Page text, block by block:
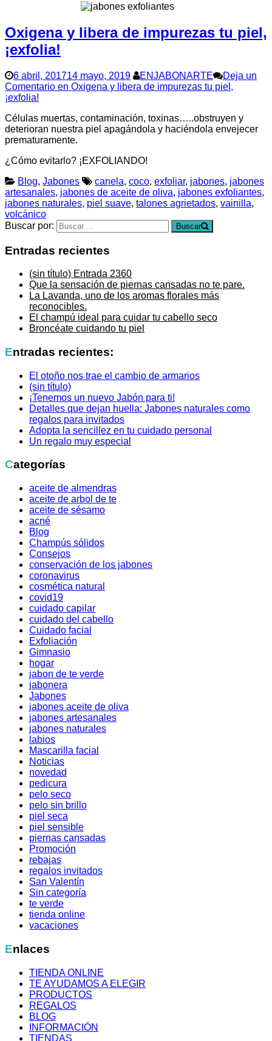
Oxigena y libera de impurezas tu piel,
¡exfolia!
6 abril, 201714 mayo, 2019 ENJABONARTE
Deja un
Comentario en Oxigena y libera de impurezas tu piel,
¡exfolia!
Células muertas, contaminación, toxinas…..obstruyen y
deterioran nuestra piel apagándola y haciéndola envejecer
prematuramente.
¿Cómo evitarlo? ¡EXFOLIANDO!
Blog, Jabones canela, coco, exfoliar, jabones, jabones
artesanales, jabones de aceite de oliva, jabones exfoliantes,
jabones naturales, piel suave, talones agrietados, vainilla,
volcánico
Buscar por:
Buscar
Entradas recientes
(sin título) Entrada 2360
Que la sensación de piernas cansadas no te pare.
La Lavanda, uno de los aromas florales más
reconocibles.
El champú ideal para cuidar tu cabello seco
Broncéate cuidando tu piel
Entradas recientes:
El otoño nos trae el cambio de armarios
(sin título)
¡Tenemos un nuevo Jabón para ti!
Detalles que dejan huella: Jabones naturales como
regalos para invitados
Adopta la sencillez en tu cuidado personal
Un regalo muy especial
Categorías
aceite de almendras
aceite de arbol de te
aceite de sésamo
acné
Blog
Champús sólidos
Consejos
conservación de los jabones
coronavirus
cosmética natural
covid19
cuidado capilar
cuidado del cabello
Cuidado facial
Exfoliación
Gimnasio
hogar
jabon de te verde
jabonera
Jabones
jabones aceite de oliva
jabones artesanales
jabones naturales
labios
Mascarilla facial
Noticias
novedad
pedicura
pelo seco
pelo sin brillo
piel seca
piel sensible
piernas cansadas
Promoción
rebajas
regalos invitados
San Valentín
Sin categoría
te verde
tienda online
vacaciones
Enlaces
TIENDA ONLINE
TE AYUDAMOS A ELEGIR
PRODUCTOS
REGALOS
BLOG
INFORMACIÓN
TIENDAS